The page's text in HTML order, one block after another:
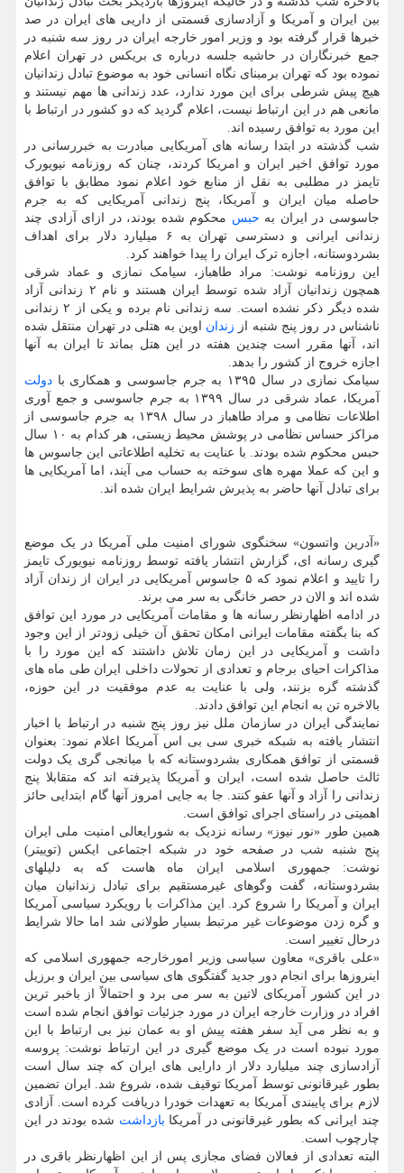
بین ایران و آمریکا و آزادسازی قسمتی از داریی های ایران در صد
خبرها قرار گرفته بود و وزیر امور خارجه ایران در روز سه شنبه در
جمع خبرنگاران در حاشیه جلسه درباره ی بریکس در تهران اعلام
نموده بود که تهران برمبنای نگاه انسانی خود به موضوع تبادل زندانیان
هیچ پیش شرطی برای این مورد ندارد، عدد زندانی ها مهم نیستند و
مانعی هم در این ارتباط نیست، اعلام گردید که دو کشور در ارتباط با
این مورد به توافق رسیده اند.
شب گذشته در ابتدا رسانه های آمریکایی مبادرت به خبررسانی در
مورد توافق اخیر ایران و امریکا کردند، چنان که روزنامه نیویورک
تایمز در مطلبی به نقل از منابع خود اعلام نمود مطابق با توافق
حاصله میان ایران و آمریکا، پنج زندانی آمریکایی که به جرم
جاسوسی در ایران به حبس محکوم شده بودند، در ازای آزادی چند
زندانی ایرانی و دسترسی تهران به ۶ میلیارد دلار برای اهداف
بشردوستانه، اجازه ترک ایران را پیدا خواهند کرد.
این روزنامه نوشت: مراد طاهباز، سیامک نمازی و عماد شرقی
همچون زندانیان آزاد شده توسط ایران هستند و نام ۲ زندانی آزاد
شده دیگر ذکر نشده است. سه زندانی نام برده و یکی از ۲ زندانی
ناشناس در روز پنج شنبه از زندان اوین به هتلی در تهران منتقل شده
اند، آنها مقرر است چندین هفته در این هتل بماند تا ایران به آنها
اجازه خروج از کشور را بدهد.
سیامک نمازی در سال ۱۳۹۵ به جرم جاسوسی و همکاری با
دولت
آمریکا، عماد شرقی در سال ۱۳۹۹ به جرم جاسوسی و جمع آوری
اطلاعات نظامی و مراد طاهباز در سال ۱۳۹۸ به جرم جاسوسی از
مراکز حساس نظامی در پوشش محیط زیستی، هر کدام به ۱۰ سال
حبس محکوم شده بودند. با عنایت به تخلیه اطلاعاتی این جاسوس ها
و این که عملا مهره های سوخته به حساب می آیند، اما آمریکایی ها
برای تبادل آنها حاضر به پذیرش شرایط ایران شده اند.
«آدرین واتسون» سخنگوی شورای امنیت ملی آمریکا در یک موضع
گیری رسانه ای، گزارش انتشار یافته توسط روزنامه نیویورک تایمز
را تایید و اعلام نمود که ۵ جاسوس آمریکایی در ایران از زندان آزاد
شده اند و الان در حصر خانگی به سر می برند.
در ادامه اظهارنظر رسانه ها و مقامات آمریکایی در مورد این توافق
که بنا بگفته مقامات ایرانی امکان تحقق آن خیلی زودتر از این وجود
داشت و آمریکایی در این زمان تلاش داشتند که این مورد را با
مذاکرات احیای برجام و تعدادی از تحولات داخلی ایران طی ماه های
گذشته گره بزنند، ولی با عنایت به عدم موفقیت در این حوزه،
بالاخره تن به انجام این توافق دادند.
نمایندگی ایران در سازمان ملل نیز روز پنج شنبه در ارتباط با اخبار
انتشار یافته به شبکه خبری سی بی اس آمریکا اعلام نمود: بعنوان
قسمتی از توافق همکاری بشردوستانه که با میانجی گری یک دولت
ثالث حاصل شده است، ایران و آمریکا پذیرفته اند که متقابلا پنج
زندانی را آزاد و آنها عفو کنند. جا به جایی امروز آنها گام ابتدایی حائز
اهمیتی در راستای اجرای توافق است.
همین طور «نور نیوز» رسانه نزدیک به شورایعالی امنیت ملی ایران
پنج شنبه شب در صفحه خود در شبکه اجتماعی ایکس (توییتر)
نوشت: جمهوری اسلامی ایران ماه هاست که به دلیلهای
بشردوستانه، گفت وگوهای غیرمستقیم برای تبادل زندانیان میان
ایران و آمریکا را شروع کرد. این مذاکرات با رویکرد سیاسی آمریکا
و گره زدن موضوعات غیر مرتبط بسیار طولانی شد اما حالا شرایط
درحال تغییر است.
«علی باقری» معاون سیاسی وزیر امورخارجه جمهوری اسلامی که
اینروزها برای انجام دور جدید گفتگوی های سیاسی بین ایران و برزیل
در این کشور آمریکای لاتین به سر می برد و احتمالاً از باخبر ترین
افراد در وزارت خارجه ایران در مورد جزئیات توافق انجام شده است
و به نظر می آید سفر هفته پیش او به عمان نیز بی ارتباط با این
مورد نبوده است در یک موضع گیری در این ارتباط نوشت: پروسه
آزادسازی چند میلیارد دلار از دارایی های ایران که چند سال است
بطور غیرقانونی توسط آمریکا توقیف شده، شروع شد. ایران تضمین
لازم برای پایبندی آمریکا به تعهدات خودرا دریافت کرده است. آزادی
چند ایرانی که بطور غیرقانونی در آمریکا بازداشت شده بودند در این
چارچوب است.
البته تعدادی از فعالان فضای مجازی پس از این اظهارنظر باقری در